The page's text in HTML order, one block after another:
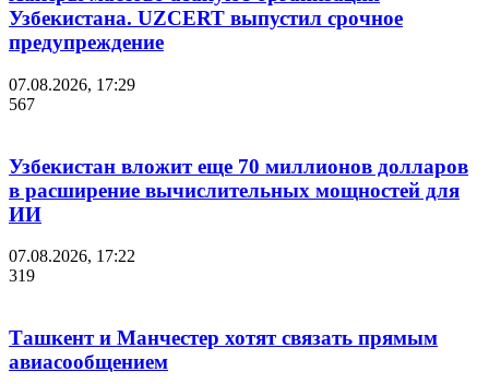
Узбекистана. UZCERT выпустил срочное
предупреждение
07.08.2026, 17:29
567
Узбекистан вложит еще 70 миллионов долларов
в расширение вычислительных мощностей для
ИИ
07.08.2026, 17:22
319
Ташкент и Манчестер хотят связать прямым
авиасообщением